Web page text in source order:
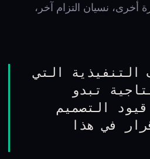
أخرى، نسيان التزام آخر،
التنفيذية التي
تبدو
التصميم
في هذا